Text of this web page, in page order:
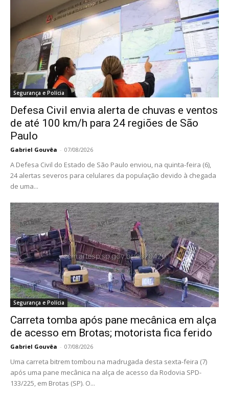
Segurança e Polícia
Defesa Civil envia alerta de chuvas e ventos
de até 100 km/h para 24 regiões de São
Paulo
Gabriel Gouvêa - 07/08/2026
A Defesa Civil do Estado de São Paulo enviou, na quinta-feira (6),
24 alertas severos para celulares da população devido à chegada
de uma...
Segurança e Polícia
Carreta tomba após pane mecânica em alça
de acesso em Brotas; motorista fica ferido
Gabriel Gouvêa - 07/08/2026
Uma carreta bitrem tombou na madrugada desta sexta-feira (7)
após uma pane mecânica na alça de acesso da Rodovia SPD-
133/225, em Brotas (SP). O...